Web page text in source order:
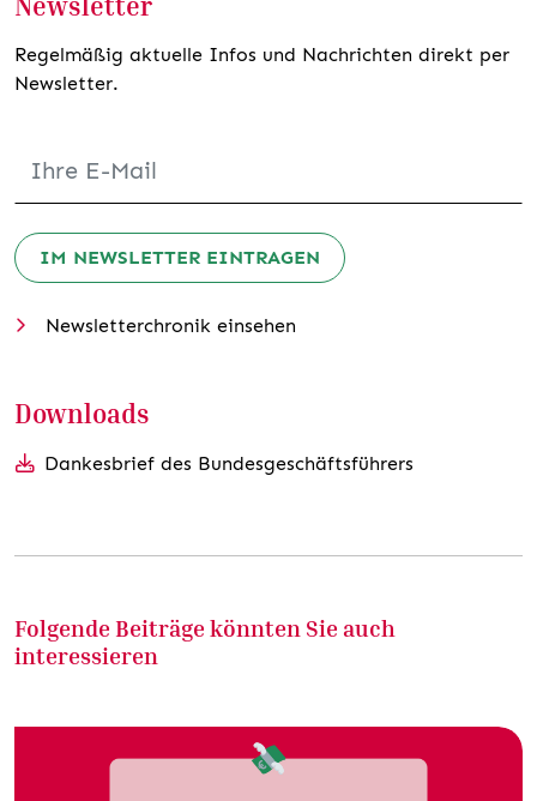
Regelmäßig aktuelle Infos und Nachrichten direkt per
Newsletter.
IM NEWSLETTER EINTRAGEN
Newsletterchronik einsehen
Downloads
Dankesbrief des Bundesgeschäftsführers
Folgende Beiträge könnten Sie auch
interessieren